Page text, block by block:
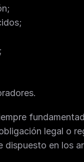
legal o
en los